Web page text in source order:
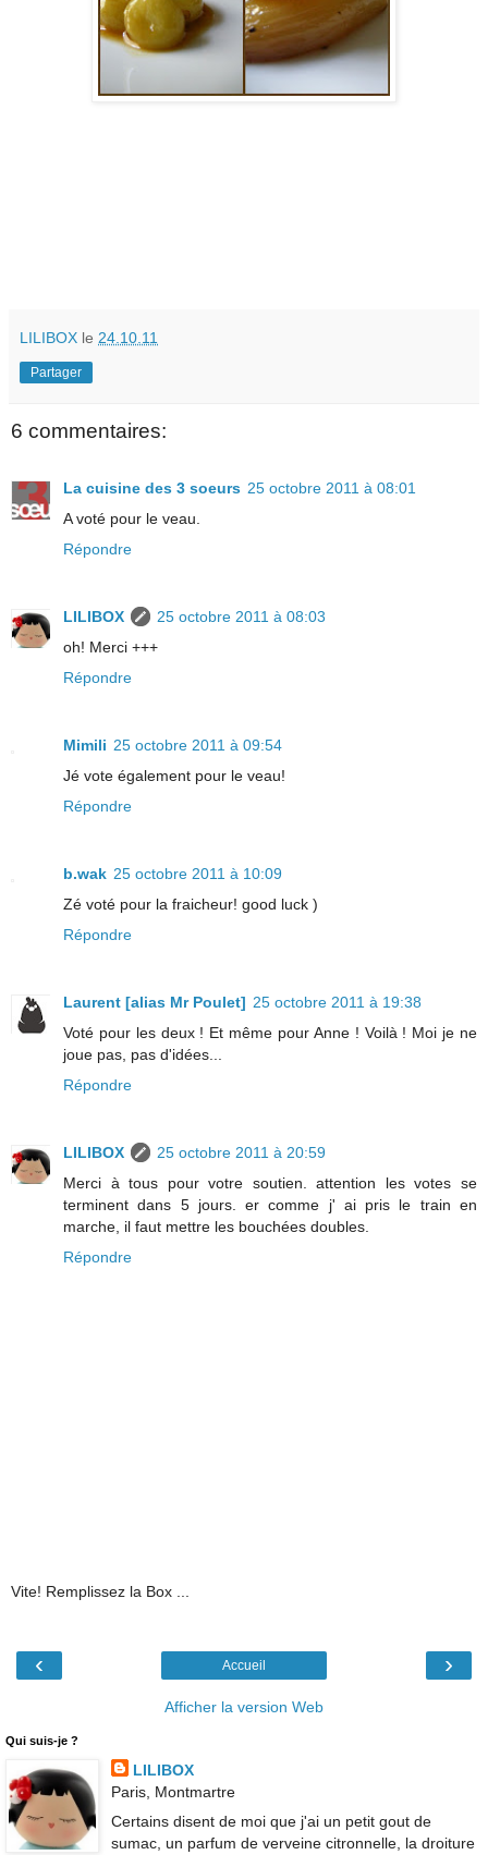
LILIBOX le 24.10.11
Partager
6 commentaires:
La cuisine des 3 soeurs 25 octobre 2011 à 08:01
A voté pour le veau.
Répondre
LILIBOX
25 octobre 2011 à 08:03
oh! Merci +++
Répondre
Mimili 25 octobre 2011 à 09:54
Jé vote également pour le veau!
Répondre
b.wak 25 octobre 2011 à 10:09
Zé voté pour la fraicheur! good luck )
Répondre
Laurent [alias Mr Poulet] 25 octobre 2011 à 19:38
Voté pour les deux ! Et même pour Anne ! Voilà ! Moi je ne
joue pas, pas d'idées...
Répondre
LILIBOX
25 octobre 2011 à 20:59
Merci à tous pour votre soutien. attention les votes se
terminent dans 5 jours. er comme j' ai pris le train en
marche, il faut mettre les bouchées doubles.
Répondre
Vite! Remplissez la Box ...
‹ ›
Accueil
Afficher la version Web
Qui suis-je ?
LILIBOX
Paris, Montmartre
Certains disent de moi que j'ai un petit gout de
sumac, un parfum de verveine citronnelle, la droiture